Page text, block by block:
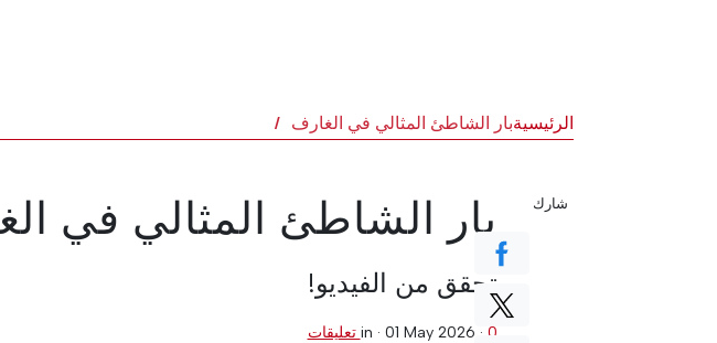
الرئيسيةبار الشاطئ المثالي في الغارف
بار الشاطئ المثالي في
تحقق من الفيديو!
in · 01 May 2026 · 0 تعليقات
شارك